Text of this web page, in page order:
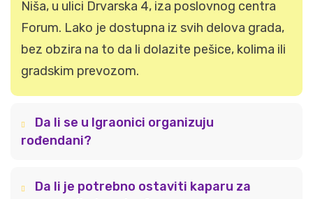
Niša, u ulici Drvarska 4, iza poslovnog centra
Forum. Lako je dostupna iz svih delova grada,
bez obzira na to da li dolazite pešice, kolima ili
gradskim prevozom.
Da li se u Igraonici organizuju
rođendani?
Da li je potrebno ostaviti kaparu za